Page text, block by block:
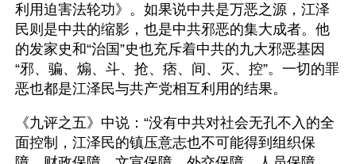
利用迫害法轮功》。如果说中共是万恶之源，江泽
民则是中共的缩影，也是中共邪恶的集大成者。他
的发家史和“治国”史也充斥着中共的九大邪恶基因
“邪、骗、煽、斗、抢、痞、间、灭、控”。一切的罪
恶也都是江泽民与共产党相互利用的结果。
《九评之五》中说：“没有中共对社会无孔不入的全
面控制，江泽民的镇压意志也不可能得到组织保